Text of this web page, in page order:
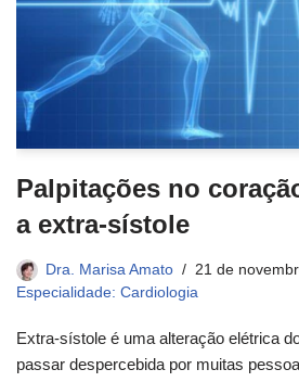
Palpitações no
a extra-sístole
Dra. Marisa Amato
21 de
Especialidade: Cardiologia
Extra-sístole é uma alteração elétrica
passar despercebida por muitas